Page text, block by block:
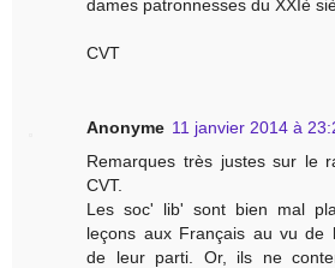
dames patronnesses du XXIè
CVT
Anonyme 11 janvier 2014 à
Remarques très justes sur le
CVT.
Les soc' lib' sont bien mal
leçons aux Français au vu de
de leur parti. Or, ils ne